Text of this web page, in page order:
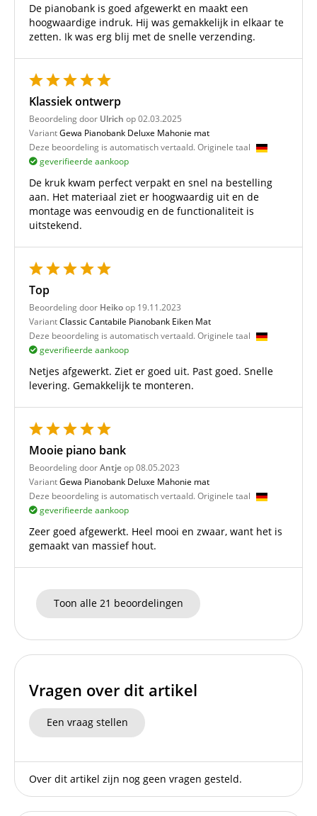
De pianobank is goed afgewerkt en maakt een
hoogwaardige indruk. Hij was gemakkelijk in elkaar te
zetten. Ik was erg blij met de snelle verzending.
Klassiek ontwerp
Beoordeling door Ulrich op 02.03.2025
VariantGewa Pianobank Deluxe Mahonie mat
Deze beoordeling is automatisch vertaald. Originele taal
geverifieerde aankoop
De kruk kwam perfect verpakt en snel na bestelling
aan. Het materiaal ziet er hoogwaardig uit en de
montage was eenvoudig en de functionaliteit is
uitstekend.
Top
Beoordeling door Heikoop 19.11.2023
VariantClassic Cantabile Pianobank Eiken Mat
Deze beoordeling is automatisch vertaald. Originele taal
geverifieerde aankoop
Netjes afgewerkt. Ziet er goed uit. Past goed. Snelle
levering. Gemakkelijk te monteren.
Mooie piano bank
Beoordeling doorAntjeop 08.05.2023
VariantGewa Pianobank Deluxe Mahonie mat
Deze beoordeling is automatisch vertaald. Originele taal
geverifieerde aankoop
Zeer goed afgewerkt. Heel mooi en zwaar, want het is
gemaakt van massief hout.
Toon alle 21 beoordelingen
Vragen over dit artikel
Een vraag stellen
Over dit artikel zijn nog geen vragen gesteld.